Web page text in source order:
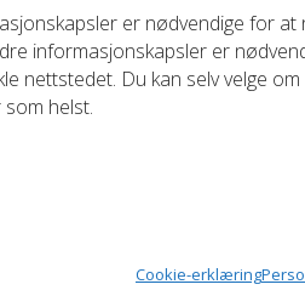
er nødvendige for at
informasjonskapsler er
nettstedet. Du kan selv velge
som helst.
Cookie-erklæring